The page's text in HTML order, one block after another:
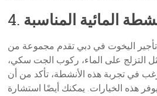
4. المائية المناسبة
اليخوت في دبي تقدم مجموعة من
التزلج على الماء، ركوب الجت سكي،
في تجربة هذه الأنشطة، تأكد من أن
هذه الخيارات. يمكنك أيضًا استشارة